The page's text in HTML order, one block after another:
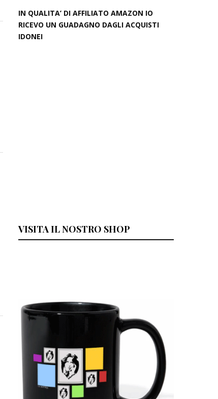
IN QUALITA’ DI AFFILIATO AMAZON IO
RICEVO UN GUADAGNO DAGLI ACQUISTI
IDONEI
VISITA IL NOSTRO SHOP